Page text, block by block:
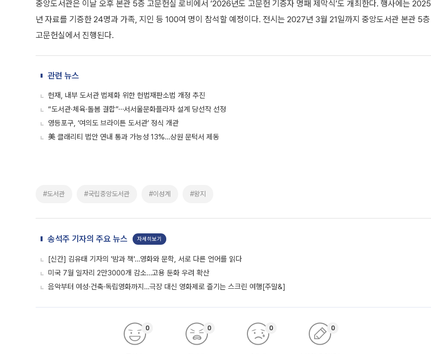
중앙도서관은 이날 오후 본관 5층 고문헌실 로비에서 ‘2026년도 고문헌 기증자 명패 제막식’도 개최한다. 행사에는 2025
년 자료를 기증한 24명과 가족, 지인 등 100여 명이 참석할 예정이다. 전시는 2027년 3월 21일까지 중앙도서관 본관 5층
고문헌실에서 진행된다.
관련 뉴스
헌재, 내부 도서관 법제화 위한 헌법재판소법 개정 추진
“도서관·체육·돌봄 결합”⋯서서울문화플라자 설계 당선작 선정
영등포구, ‘여의도 브라이튼 도서관’ 정식 개관
美 클래리티 법안 연내 통과 가능성 13%…상원 문턱서 제동
#도서관 #국립중앙도서관 #이성계 #왕지
송석주 기자의 주요 뉴스 자세히보기
[신간] 김유태 기자의 '밤과 책'…영화와 문학, 서로 다른 언어를 읽다
미국 7월 일자리 2만3000개 감소…고용 둔화 우려 확산
음악부터 여성·건축·독립영화까지…극장 대신 영화제로 즐기는 스크린 여행[주말&]
0 0 0 0